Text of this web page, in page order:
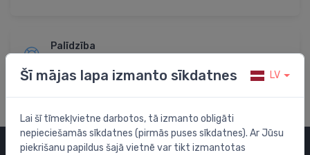
Palīdzība
Šī mājas lapa izmanto sīkdatnes LV
Lai šī tīmekļvietne darbotos, tā izmanto obligāti
nepieciešamās sīkdatnes (pirmās puses sīkdatnes). Ar Jūsu
piekrišanu papildus šajā vietnē var tikt izmantotas